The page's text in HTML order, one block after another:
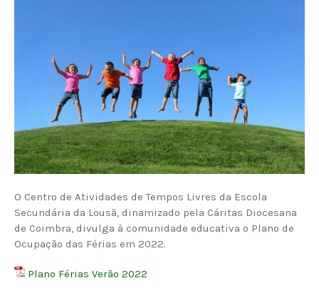
O Centro de Atividades de Tempos Livres da Escola
Secundária da Lousã, dinamizado pela Cáritas Diocesana
de Coimbra, divulga à comunidade educativa o Plano de
Ocupação das Férias em 2022.
Plano Férias Verão 2022